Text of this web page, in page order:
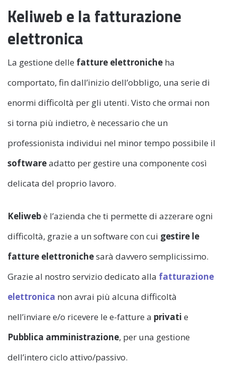
Keliweb e la fatturazione
elettronica
La gestione delle fatture elettroniche ha
comportato, fin dall’inizio dell’obbligo, una serie di
enormi difficoltà per gli utenti. Visto che ormai non
si torna più indietro, è necessario che un
professionista individui nel minor tempo possibile il
softwareadatto per gestire una componente così
delicata del proprio lavoro.
Keliwebè l’azienda che ti permette di azzerare ogni
difficoltà, grazie a un software con cui gestire le
fatture elettronichesarà davvero semplicissimo.
Grazie al nostro servizio dedicato alla fatturazione
elettronica non avrai più alcuna difficoltà
nell’inviare e/o ricevere le e-fatture a privati e
Pubblica amministrazione, per una gestione
dell’intero ciclo attivo/passivo.